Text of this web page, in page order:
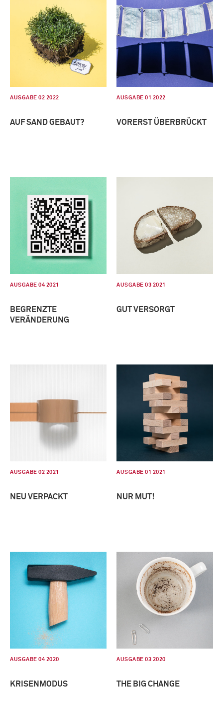
AUSGABE 02 2022
AUF SAND GEBAUT?
AUSGABE 01 2022
VORERST ÜBERBRÜCKT
AUSGABE 04 2021
BEGRENZTE
VERÄNDERUNG
AUSGABE 03 2021
GUT VERSORGT
AUSGABE 02 2021
NEU VERPACKT
AUSGABE 01 2021
NUR MUT!
AUSGABE 04 2020
KRISENMODUS
AUSGABE 03 2020
THE BIG CHANGE